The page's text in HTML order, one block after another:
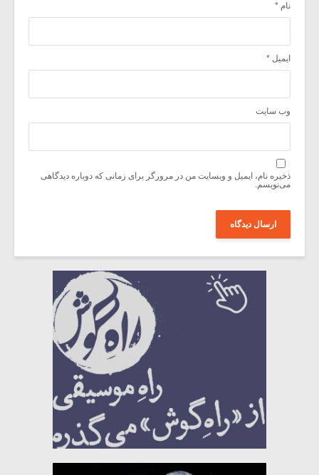
نام *
ایمیل *
وب‌ سایت
ذخیره نام، ایمیل و وبسایت من در مرورگر برای زمانی که دوباره دیدگاهی
می‌نویسم.